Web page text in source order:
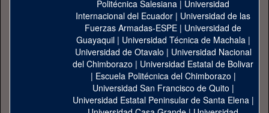
Politécnica Salesiana | Universidad
Internacional del Ecuador | Universidad de las
Fuerzas Armadas-ESPE | Universidad de
Guayaquil| Universidad Técnica de Machala|
Universidad de Otavalo | Universidad Nacional
del Chimborazo | Universidad Estatal de Bolivar
| Escuela Politécnica del Chimborazo |
Universidad San Francisco de Quito |
Universidad Estatal Peninsular de Santa Elena|